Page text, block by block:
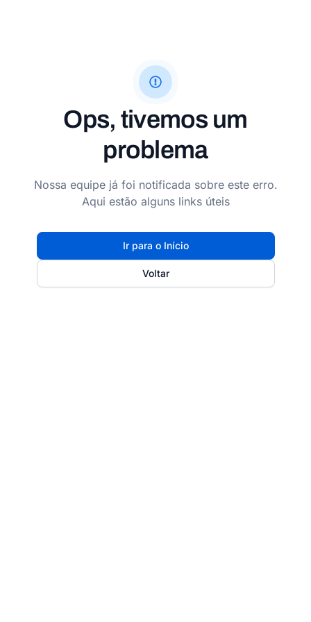
Ops, tivemos um
problema
Nossa equipe já foi notificada sobre este erro.
Aqui estão alguns links úteis
Ir para o Início
Voltar